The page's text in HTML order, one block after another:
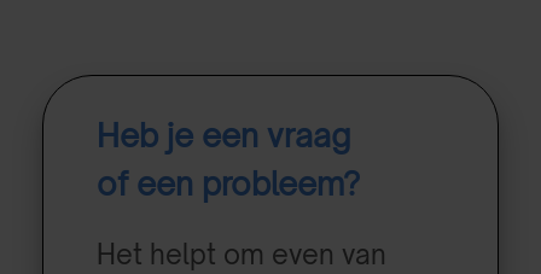
Heb je een vraag
of een probleem?
Het helpt om even van